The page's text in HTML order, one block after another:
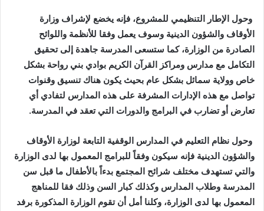
وحول الإطار التنظيمي للمشروع، فإنه يخضع لإشراف وزارة
الأوقاف والشؤون الدينية وسوف يعمل وفقا للأنظمة واللوائح
الصادرة من الوزارة، كما ستسعى المدرسة جاهدة إلى تحقيق
التكامل مع مدارس ومراكز القرآن الكريم بوادي بني رواحة بشكل
خاص وولاية سمائل بشكل عام بحيث يكون هناك تنسيق وقنوات
تواصل مع هذه الإدارات المشرفة على هذه المدارس لتفادي أي
تعارض أو تضارب في البرامج والدورات التي تعقد في المدرسة.
وحول نظام التعليم في المدارس الوقفية التابعة لوزارة الأوقاف
والشؤون الدينية فإنه سيكون وفقاً للبرامج المعمول بها لدى الوزارة
والتي تستهدف مختلف شرائح المجتمع بدءاً بالأطفال ما قبل سن
المدرسة وطلاب المدارس وكذلك كبار السن وذلك فقا للمناهج
المعمول بها لدى الوزارة، وكلنا أمل أن تقوم الوزارة المذكورة برفد